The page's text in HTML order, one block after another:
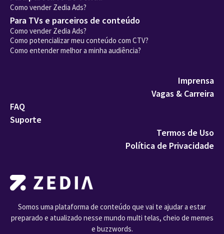
Somos uma plataforma de conteúdo que vai te ajudar a estar
preparado e atualizado nesse mundo multi telas, cheio de memes
e buzzwords.
Como vender Zedia Ads?
Para TVs e parceiros de conteúdo
Como vender Zedia Ads?
Como potencializar meu conteúdo com CTV?
Como entender melhor a minha audiência?
Imprensa
Vagas & Carreira
FAQ
Suporte
Termos de Uso
Política de Privacidade